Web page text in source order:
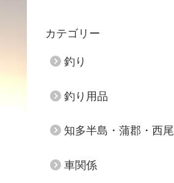
カテゴリー
釣り
釣り用品
知多半島・蒲郡・西尾
車関係